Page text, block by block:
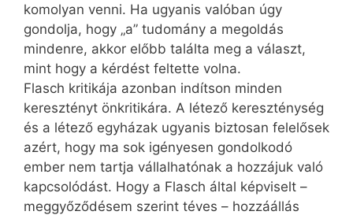
komolyan venni. Ha ugyanis valóban úgy
gondolja, hogy „a” tudomány a megoldás
mindenre, akkor előbb találta meg a választ,
mint hogy a kérdést feltette volna.
Flasch kritikája azonban indítson minden
keresztényt önkritikára. A létező kereszténység
és a létező egyházak ugyanis biztosan felelősek
azért, hogy ma sok igényesen gondolkodó
ember nem tartja vállalhatónak a hozzájuk való
kapcsolódást. Hogy a Flasch által képviselt –
meggyőződésem szerint téves – hozzáállás